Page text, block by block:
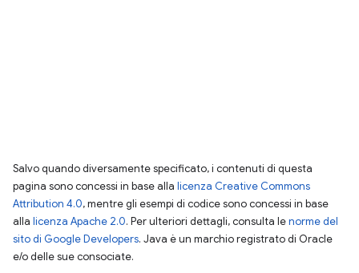
Salvo quando diversamente specificato, i contenuti di questa
pagina sono concessi in base alla licenza Creative Commons
Attribution 4.0, mentre gli esempi di codice sono concessi in base
alla licenza Apache 2.0. Per ulteriori dettagli, consulta lenorme del
sito di Google Developers. Java è un marchio registrato di Oracle
e/o delle sue consociate.